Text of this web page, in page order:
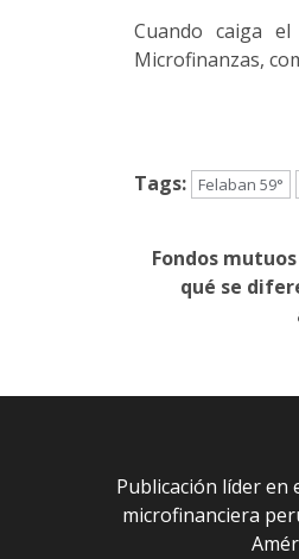
Cuando caiga
Microfinanzas,
Tags: Felaban 59°
navigation
Fondos
qué se
Publicación líder en
microfinanciera